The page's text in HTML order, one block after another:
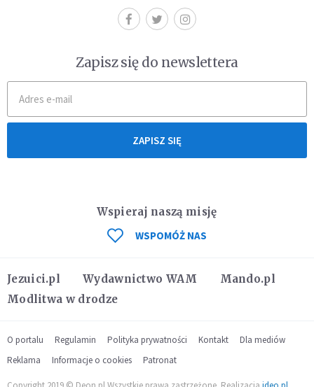
Zapisz się do newslettera
ZAPISZ SIĘ
Jezuici.pl Wydawnictwo WAM
Mando.pl
Modlitwa w drodze
Wspieraj naszą misję
WSPOMÓŻ NAS
O portalu Regulamin Polityka prywatności Kontakt
Dla mediów
Reklama
Informacje o cookies Patronat